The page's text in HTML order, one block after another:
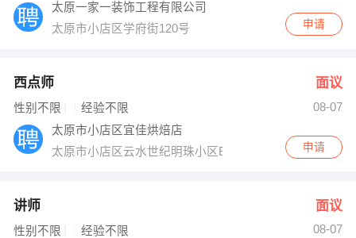
太原一家一装饰工程有限公司
太原市小店区学府街120号
申请
西点师 面议
性别不限 经验不限
08-07
太原市小店区宜佳烘焙店
太原市小店区云水世纪明珠小区B4-S-1-5号
申请
讲师 面议
性别不限 经验不限
08-07